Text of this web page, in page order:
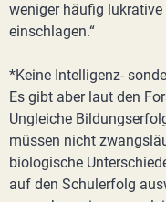
weniger häufig
einschlagen.“
*Keine Intelligenz-
Es gibt aber laut den
Ungleiche
müssen nicht
biologische
auf den Schulerfolg